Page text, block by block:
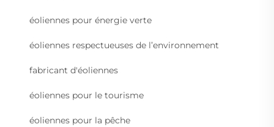
éoliennes pour énergie verte
éoliennes respectueuses de l’environnement
fabricant d'éoliennes
éoliennes pour le tourisme
éoliennes pour la pêche